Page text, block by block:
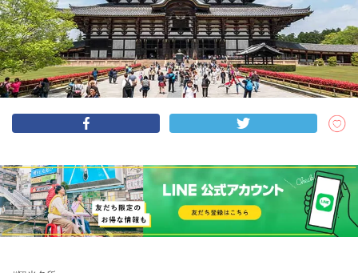
日本語
USD
DEEPLOGとは
プライバシーポリシー
お問い合わせ